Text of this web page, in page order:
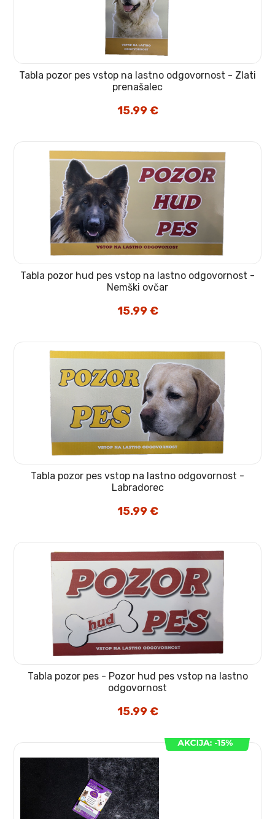
Tabla pozor pes vstop na lastno odgovornost - Zlati
prenašalec
15.99€
Tabla pozor hud pes vstop na lastno odgovornost -
Nemški ovčar
15.99€
Tabla pozor pes vstop na lastno odgovornost -
Labradorec
15.99€
Tabla pozor pes - Pozor hud pes vstop na lastno
odgovornost
15.99€